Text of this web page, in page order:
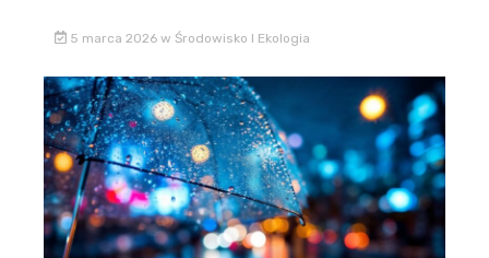
5 marca 2026 w Środowisko I Ekologia